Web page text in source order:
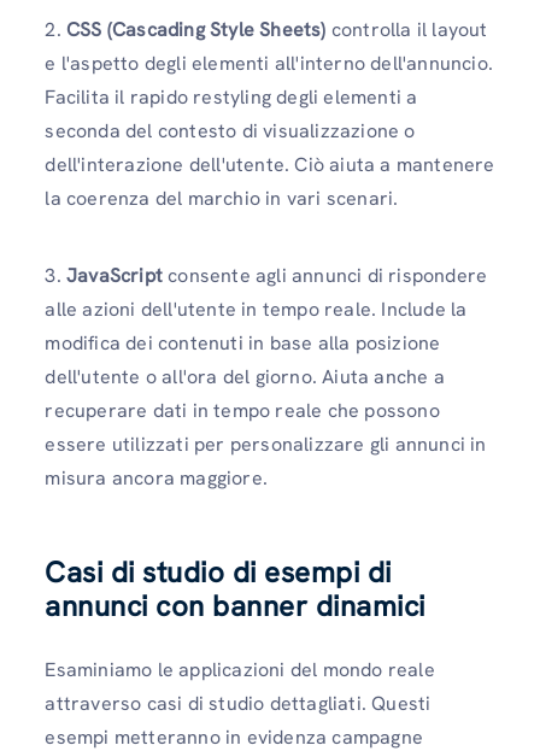
2. CSS (Cascading Style Sheets) controlla il layout
e l'aspetto degli elementi all'interno dell'annuncio.
Facilita il rapido restyling degli elementi a
seconda del contesto di visualizzazione o
dell'interazione dell'utente. Ciò aiuta a mantenere
la coerenza del marchio in vari scenari.
3. JavaScriptconsente agli annunci di rispondere
alle azioni dell'utente in tempo reale. Include la
modifica dei contenuti in base alla posizione
dell'utente o all'ora del giorno. Aiuta anche a
recuperare dati in tempo reale che possono
essere utilizzati per personalizzare gli annunci in
misura ancora maggiore.
Casi di studio di esempi di
annunci con banner dinamici
Esaminiamo le applicazioni del mondo reale
attraverso casi di studio dettagliati. Questi
esempi metteranno in evidenza campagne